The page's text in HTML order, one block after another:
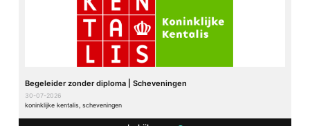
Begeleider zonder diploma | Scheveningen
30-07-2026
koninklijke kentalis, scheveningen